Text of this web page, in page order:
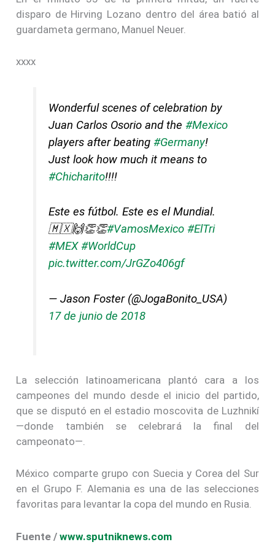
disparo de Hirving Lozano dentro del área batió al
guardameta germano, Manuel Neuer.
xxxx
Wonderful scenes of celebration by
Juan Carlos Osorio and the#Mexico
players after beating#Germany!
Just look how much it means to
#Chicharito!!!!
Este es fútbol. Este es el Mundial.
🇲🇽🙌👏👏#VamosMexico #ElTri
#MEX #WorldCup
pic.twitter.com/JrGZo406gf
— Jason Foster (@JogaBonito_USA)
17 de junio de 2018
La selección latinoamericana plantó cara a los
campeones del mundo desde el inicio del partido,
que se disputó en el estadio moscovita de Luzhnikí
—donde también se celebrará la final del
campeonato—.
México comparte grupo con Suecia y Corea del Sur
en el Grupo F. Alemania es una de las selecciones
favoritas para levantar la copa del mundo en Rusia.
Fuente /www.sputniknews.com